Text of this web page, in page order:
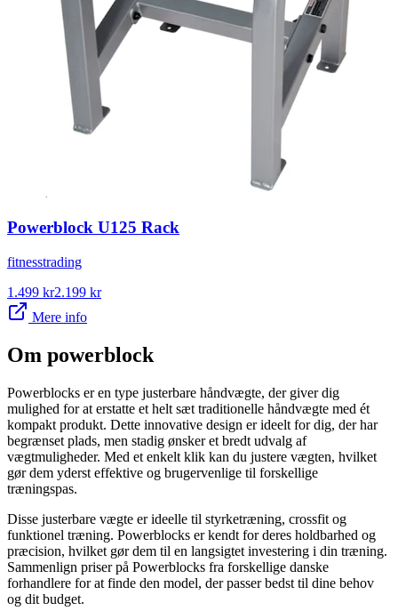
Powerblock U125 Rack
fitnesstrading
1.499 kr2.199 kr
Mere info
Om powerblock
Powerblocks er en type justerbare håndvægte, der giver dig
mulighed for at erstatte et helt sæt traditionelle håndvægte med ét
kompakt produkt. Dette innovative design er ideelt for dig, der har
begrænset plads, men stadig ønsker et bredt udvalg af
vægtmuligheder. Med et enkelt klik kan du justere vægten, hvilket
gør dem yderst effektive og brugervenlige til forskellige
træningspas.
Disse justerbare vægte er ideelle til styrketræning, crossfit og
funktionel træning. Powerblocks er kendt for deres holdbarhed og
præcision, hvilket gør dem til en langsigtet investering i din træning.
Sammenlign priser på Powerblocks fra forskellige danske
forhandlere for at finde den model, der passer bedst til dine behov
og dit budget.